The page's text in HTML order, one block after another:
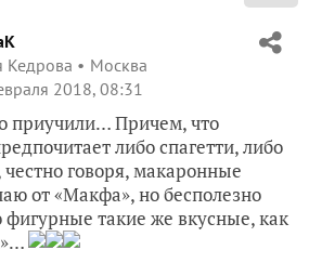
Кедрова
Москва
2018, 08:31
приучили… Причем, что
либо спагетти, либо
говоря, макаронные
от «Макфа», но бесполезно
фигурные такие же вкусные, как